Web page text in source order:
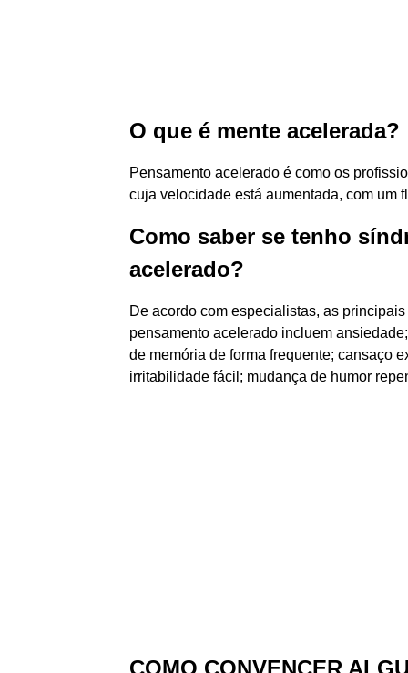
O que é mente acelerada?
Pensamento acelerado é como os
cuja velocidade está aumentada, com um
Como saber se tenho
acelerado?
De acordo com especialistas, as
pensamento acelerado incluem
de memória de forma frequente; cansaço
irritabilidade fácil; mudança de humor
COMO CONVENCER